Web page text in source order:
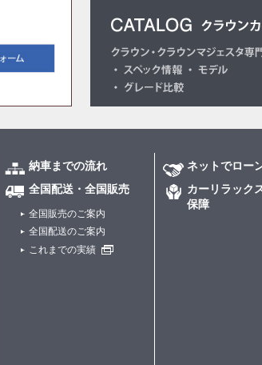
納車までの流れ
全国配送・全国販売
全国販売のご案内
全国配送のご案内
これまでの実績
ネットでロー
カーリラック
保障